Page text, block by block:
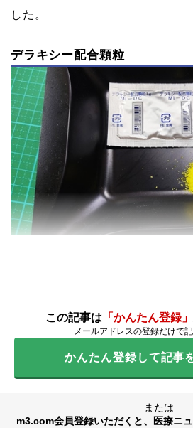
した。
デラキシー配合顆粒
この記事は 「かんたん登録」
メールアドレスの登録だけで
かんたん登録して記事
または
m3.com会員登録いただくと、医療ニ